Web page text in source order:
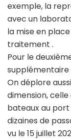
exemple, la
avec un
la mise en
traitement .
Pour le
supplémentaire
On déplore
dimension, celle
bateaux au
dizaines de
vu le 15 juillet